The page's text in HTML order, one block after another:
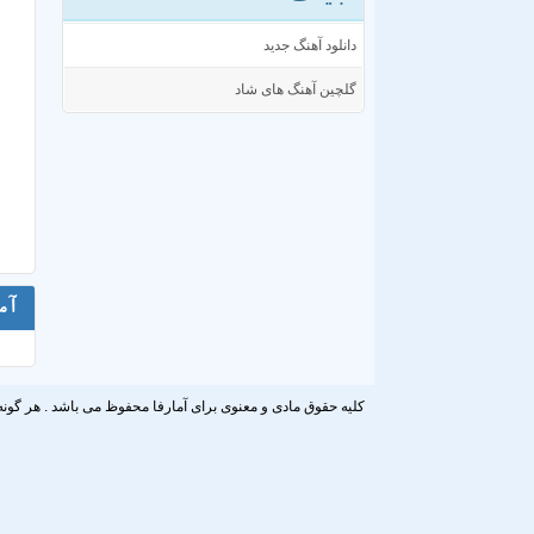
دانلود آهنگ جدید
گلچین آهنگ های شاد
کلیه حقوق مادی و معنوی برای آمارفا محفوظ می باشد . هر